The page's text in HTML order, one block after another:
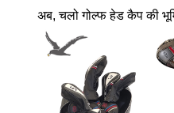
अब, चलो गोल्फ हेड कैप की